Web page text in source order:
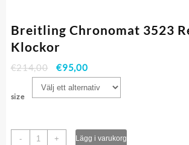
Breitling Chronomat 3523
Klockor
€214,00 €95,00
size
-
Breitling+ Lägg i varukorg